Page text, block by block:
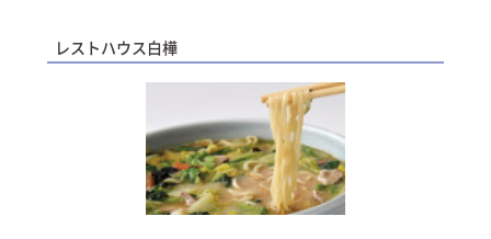
レストハウス白樺